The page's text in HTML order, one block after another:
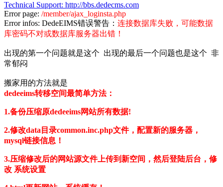
Technical Support: http://bbs.dedecms.com
Error page: /member/ajax_loginsta.php
Error infos: DedeEIMS错误警告： 连接数据库失败，可能数据
库密码不对或数据库服务器出错！
出现的第一个问题就是这个 出现的最后一个问题也是这个 非
常郁闷
搬家用的方法就是
dedeeims转移空间最简单方法：
1.备份压缩原dedeeims网站所有数据!
2.修改data目录common.inc.php文件，配置新的服务器，
mysql链接信息！
3.压缩修改后的网站源文件上传到新空间，然后登陆后台，修
改 系统设置